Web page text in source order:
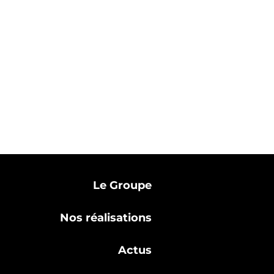
Le Groupe
Nos réalisations
Actus